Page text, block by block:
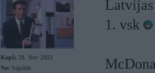
Kopš: 28. Nov 2003
No: Sigulda
Latvijas
1. vsk